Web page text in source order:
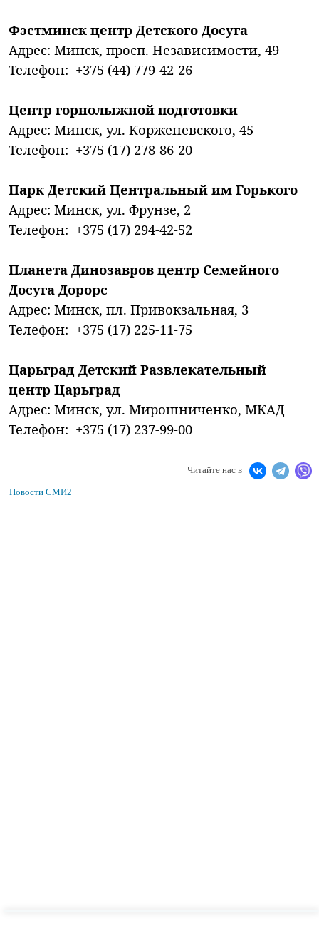
Фэстминск центр Детского Досуга
Адрес: Минск, просп. Независимости, 49
Телефон: +375 (44) 779-42-26
Центр горнолыжной подготовки
Адрес: Минск, ул. Корженевского, 45
Телефон: +375 (17) 278-86-20
Парк Детский Центральный им Горького
Адрес: Минск, ул. Фрунзе, 2
Телефон: +375 (17) 294-42-52
Планета Динозавров центр Семейного
Досуга Дорорс
Адрес: Минск, пл. Привокзальная, 3
Телефон: +375 (17) 225-11-75
Царьград Детский Развлекательный
центр Царьград
Адрес: Минск, ул. Мирошниченко, МКАД
Телефон: +375 (17) 237-99-00
Читайте нас в
Новости СМИ2